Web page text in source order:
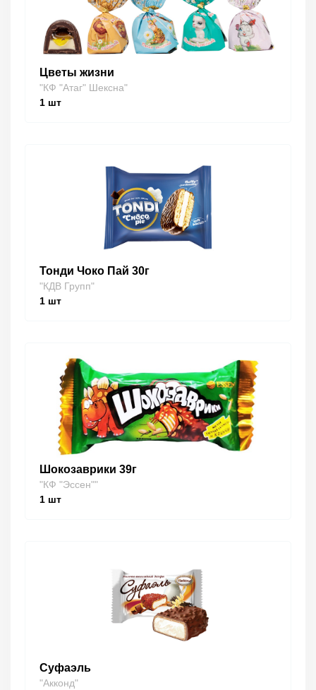
Цветы жизни
"КФ "Атаг" Шексна"
1 шт
Тонди Чоко Пай 30г
"КДВ Групп"
1 шт
Шокозаврики 39г
"КФ "Эссен""
1 шт
Суфаэль
"Акконд"